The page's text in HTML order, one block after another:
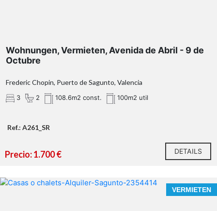
Wohnungen, Vermieten, Avenida de Abril - 9 de
Octubre
Frederic Chopin, Puerto de Sagunto, Valencia
3 2 108.6m2 const. 100m2 util
Ref.: A261_SR
Precio: 1.700 € DETAILS
VERMIETEN